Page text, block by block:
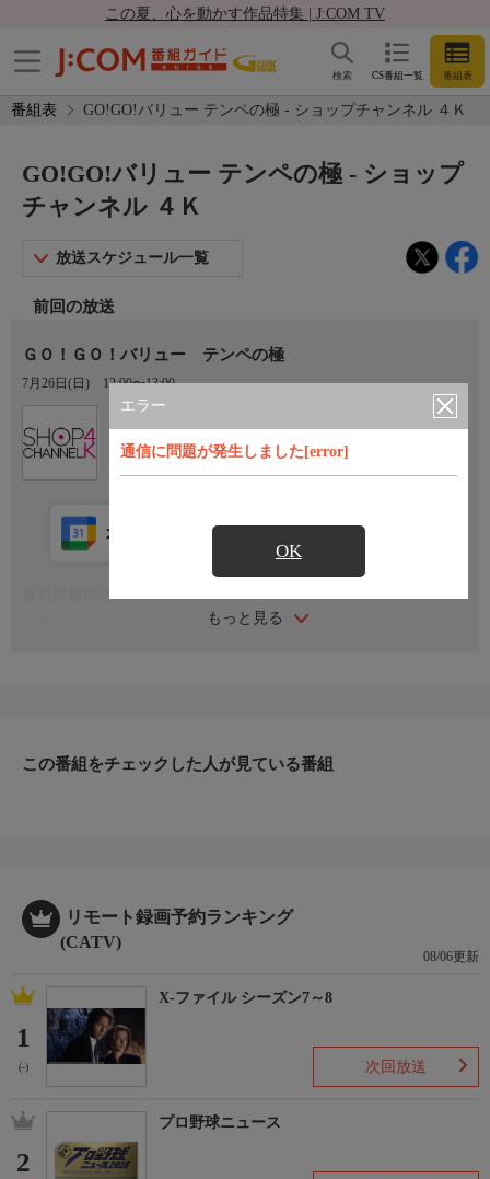
この夏、心を動かす作品特集 | J:COM TV
CS番組一覧 番組表
検索
番組表 GO!GO!バリュー テンペの極 - ショップチャンネル ４Ｋ
エラー
通信に問題が発生しました[error]
OK
GO!GO!バリュー テンペの極 - ショップ
チャンネル ４Ｋ
放送スケジュール一覧
前回の放送
ＧＯ！ＧＯ！バリュー テンペの極
7月26日(日) 12:00〜13:00
もっと見る
カレンダー登録 アプリ視聴
＊ライブ放送につき、番組および商品内容に変更が生じる場合も
この番組をチェックした人が見ている番組
リモート録画予約ランキング
(CATV)
08/06更新
1
(-)
X-ファイル シーズン7～8
次回放送
2
プロ野球ニュース